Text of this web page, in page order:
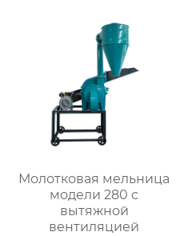
Молотковая мельница
модели 280 с
вытяжной
вентиляцией